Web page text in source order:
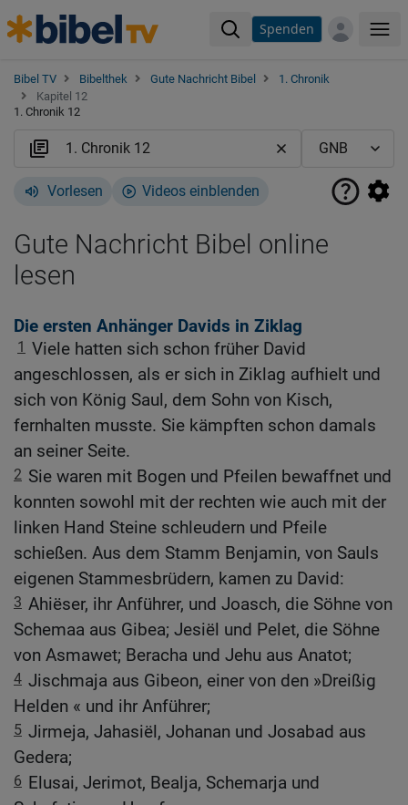
Spenden
Bibel TV Bibelthek Gute Nachricht Bibel
1. Chronik
Kapitel 12
1. Chronik 12
Vorlesen Videos einblenden
Gute Nachricht Bibel online
lesen
Die ersten Anhänger Davids in Ziklag
1 Viele hatten sich schon früher David
angeschlossen, als er sich in Ziklag aufhielt und
sich von König Saul, dem Sohn von Kisch,
fernhalten musste. Sie kämpften schon damals
an seiner Seite.
2 Sie waren mit Bogen und Pfeilen bewaffnet und
konnten sowohl mit der rechten wie auch mit der
linken Hand Steine schleudern und Pfeile
schießen. Aus dem Stamm Benjamin, von Sauls
eigenen Stammesbrüdern, kamen zu David:
3 Ahiëser, ihr Anführer, und Joasch, die Söhne von
Schemaa aus Gibea; Jesiël und Pelet, die Söhne
von Asmawet; Beracha und Jehu aus Anatot;
4 Jischmaja aus Gibeon, einer von den »Dreißig
Helden « und ihr Anführer;
5 Jirmeja, Jahasiël, Johanan und Josabad aus
Gedera;
6 Elusai, Jerimot, Bealja, Schemarja und